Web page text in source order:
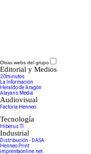
Otras webs del grupo
Editorial y Medios
20minutos
La Información
Heraldo de Aragón
Alayans Media
Audiovisual
Factoría Henneo
Tecnología
Hiberus TI
Industrial
Distribución - DASA
Henneo Print
imprentaonline.net